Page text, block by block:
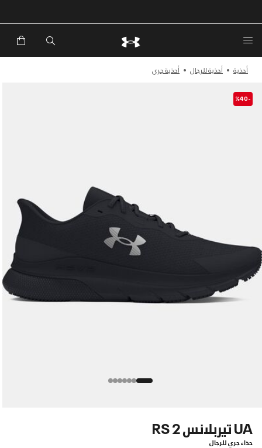
خصم إضافي 20%*. باستخدام الكود EXTRA20
أحذية أحذية للرجال أحذية جري
-%40
UA تيربلانس 2 RS
حذاء جري للرجال